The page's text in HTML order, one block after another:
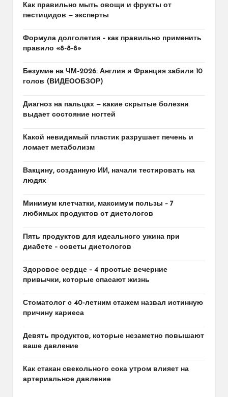
Как правильно мыть овощи и фрукты от
пестицидов — эксперты
Формула долголетия – как правильно применить
правило «8-8-8»
Безумие на ЧМ-2026: Англия и Франция забили 10
голов (ВИДЕООБЗОР)
Диагноз на пальцах — какие скрытые болезни
выдает состояние ногтей
Какой невидимый пластик разрушает печень и
ломает метаболизм
Вакцину, созданную ИИ, начали тестировать на
людях
Минимум клетчатки, максимум пользы – 7
любимых продуктов от диетологов
Пять продуктов для идеального ужина при
диабете – советы диетологов
Здоровое сердце – 4 простые вечерние
привычки, которые спасают жизнь
Стоматолог с 40-летним стажем назвал истинную
причину кариеса
Девять продуктов, которые незаметно повышают
ваше давление
Как стакан свекольного сока утром влияет на
артериальное давление